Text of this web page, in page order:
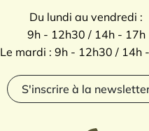
Du lundi au vendredi :
9h - 12h30 / 14h - 17h
Le mardi : 9h - 12h30 / 14h
S'inscrire à la